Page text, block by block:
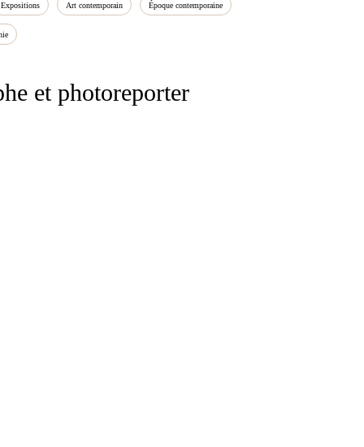
Expositions Art contemporain Époque contemporaine
et photoreporter